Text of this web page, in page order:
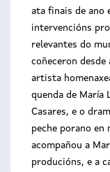
ata finais de ano
intervencións
relevantes do
coñeceron
artista
quenda de María
Casares, e o
peche porano en
acompañou a
producións, e a